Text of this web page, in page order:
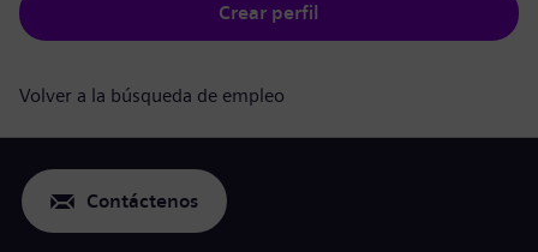
Crear perfil
Volver a la búsqueda de empleo
Contáctenos